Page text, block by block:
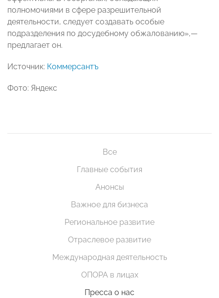
полномочиями в сфере разрешительной
деятельности, следует создавать особые
подразделения по досудебному обжалованию»,—
предлагает он.
Источник: Коммерсантъ
Фото: Яндекс
Все
Главные события
Анонсы
Важное для бизнеса
Региональное развитие
Отраслевое развитие
Международная деятельность
ОПОРА в лицах
Пресса о нас